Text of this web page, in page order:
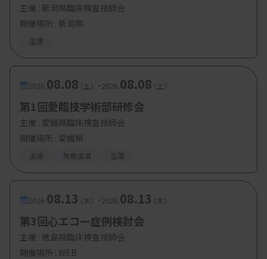
【参加費・定員など】
・参加費：兵庫県会員・日臨技会員 500円、非会
員 2000円
・定 員：
会場定員 30名、Web定員 150名
主催 : 新潟県臨床検査技師会
開催場所 : 新潟県
生理
2026. 08.08（土） -2026. 08.08（土）
第1回愛臨技学術部研修会
主催 : 愛媛県臨床検査技師会
開催場所 : 愛媛県
血液 免疫血清 生理
2026. 08.13（木） -2026. 08.13（木）
第3回心エコー症例検討会
主催 : 徳島県臨床検査技師会
開催場所 : WEB